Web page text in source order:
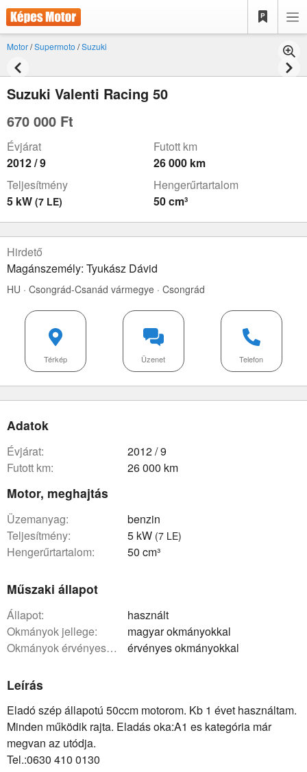
Motor/Supermoto /Suzuki
Suzuki Valenti Racing 50
670 000 Ft
Évjárat
2012 / 9
Futott km
26 000 km
Teljesítmény
5 kW (7 LE)
Hengerűrtartalom
50 cm³
Hirdető
Magánszemély: Tyukász Dávid
HU · Csongrád-Csanád vármegye · Csongrád
Telefon
Üzenet
Térkép
Adatok
évjárat:
2012 / 9
futott km:
26 000 km
Motor, meghajtás
üzemanyag:
benzin
teljesítmény:
5 kW (7 LE)
hengerűrtartalom: 50 cm³
Műszaki állapot
állapot:
használt
okmányok jellege:
magyar okmányokkal
okmányok érvényessége:
érvényes okmányokkal
Leírás
Eladó szép állapotú 50ccm motorom. Kb 1 évet használtam.
Minden működik rajta. Eladás oka:A1 es kategória már
megvan az utódja.
Tel.:0630 410 0130